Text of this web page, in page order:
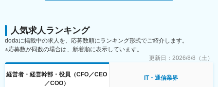
◇ITアウトソーシング/コンサルティング事業を展開
2024年3.6億円→2025年9.7億円→2026年40億円（見込み）
→2027年110億円（計画）と急成長中です。
2025年度に2社のM&Aを実施済みです。
◇2030年時価総額2,000億を実現
毎年2,400名の入社体制の構築と毎年2社のM&Aにより2030年派遣
エンジニア1万人稼働、売上高800億円、純利益60億円を実現しま
人気求人ランキング
dodaに掲載中の求人を、応募数順にランキング形式でご紹介します。
※応募数が同数の場合は、新着順に表示しています。
更新日： 2026/8/8（土）
経営者・経営幹部・役員（CFO／CEO
／COO）
IT・通信業界